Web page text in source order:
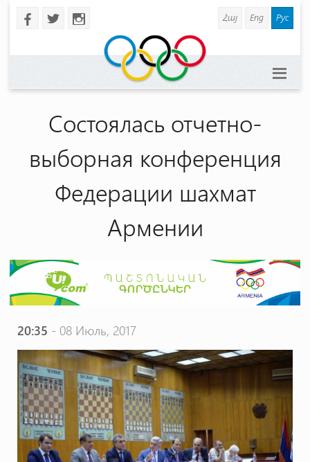
b a x Հայ Eng Рус
Состоялась отчетно-
выборная конференция
Федерации шахмат
Армении
20:35 - 08 Июль, 2017